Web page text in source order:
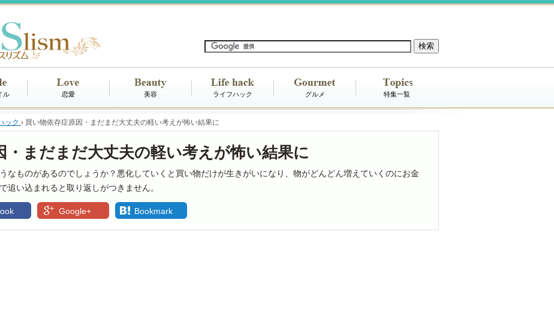
ル 恋愛 美容 ライフハック グルメ 特集一覧
ック › 買い物依存症原因・まだまだ大丈夫の軽い考えが怖い結果に
・まだまだ大丈夫の軽い考えが怖い結果に
なものがあるのでしょうか？悪化していくと買い物だけが生きがいになり、物がどんどん増えていくのにお金
い込まれると取り返しがつきません。
Google+ Bookmark